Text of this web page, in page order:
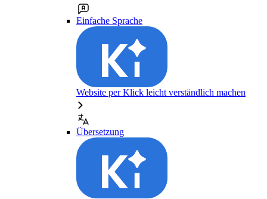
Einfache Sprache
Website per Klick leicht verständlich machen
Übersetzung